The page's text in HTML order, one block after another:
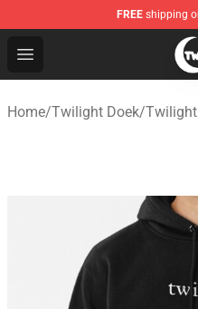
FREE shipping
Open menu
Twilight Store - Official
Home/Twilight Doek/